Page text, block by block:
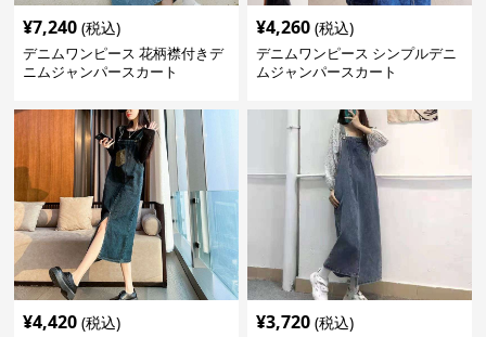
¥7,240 (税込)
デニムワンピース 花柄襟付きデ
ニムジャンパースカート
¥4,260 (税込)
デニムワンピース シンプルデニ
ムジャンパースカート
¥4,420 (税込) ¥3,720 (税込)